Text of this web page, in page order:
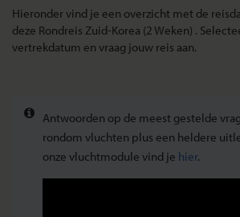
Hieronder vind je een overzicht met de
deze Rondreis Zuid-Korea (2 Weken) .
vertrekdatum en vraag jouw reis aan.
Antwoorden op de meest gestelde
rondom vluchten plus een heldere
onze vluchtmodule vind je hier.